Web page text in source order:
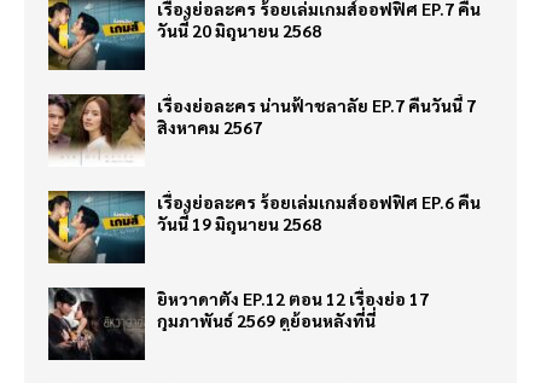
เรื่องย่อละคร ร้อยเล่มเกมส์ออฟฟิศ EP.7 คืน
วันนี้ 20 มิถุนายน 2568
เรื่องย่อละคร น่านฟ้าชลาลัย EP.7 คืนวันนี้ 7
สิงหาคม 2567
เรื่องย่อละคร ร้อยเล่มเกมส์ออฟฟิศ EP.6 คืน
วันนี้ 19 มิถุนายน 2568
ยิหวาดาตัง EP.12 ตอน 12 เรื่องย่อ 17
กุมภาพันธ์ 2569 ดูย้อนหลังที่นี่